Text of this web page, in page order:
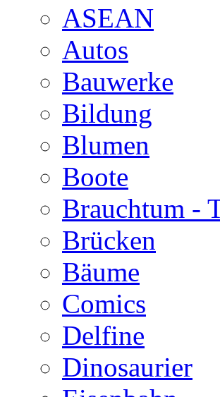
ASEAN
Autos
Bauwerke
Bildung
Blumen
Boote
Brauchtum -
Brücken
Bäume
Comics
Delfine
Dinosaurier